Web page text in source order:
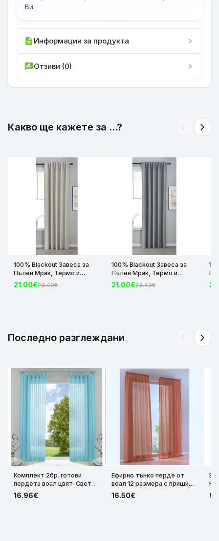
Ви.
description Информации за продукта chevron_right
rate_reviewОтзиви (0) chevron_right
Какво ще кажете за ...? arrow_back_ios arrow_forward_ios
100% Blackout Завеса за
Пълен Мрак, Термо и
Шумоизолираща с коланче
цвят Крем, 175х140 и
21.00€23.40€
100% Blackout Завеса за
Пълен Мрак, Термо и
Шумоизолираща с коланче
цвят Сив, 175х140 и
21.00€23.40€
Последно разглеждани arrow_back_ios arrow_forward_ios
Комплект 2бр. готови
пердета воал цвят-Светло
Син с перделик и ленти-
уши –175/225/245x140 см.
16.96€
Ефирно тънко перде от
воал 12 размера с пришита
ширит лента за окачване
на релса или тръбен
16.50€